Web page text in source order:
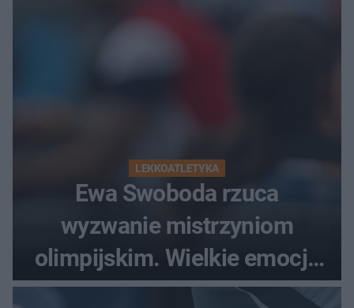
LEKKOATLETYKA
Ewa Swoboda rzuca
wyzwanie mistrzyniom
olimpijskim. Wielkie emocje
podczas Silesia Memoriału